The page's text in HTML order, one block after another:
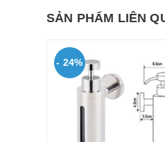
SẢN PHẨM LIÊN
- 24%